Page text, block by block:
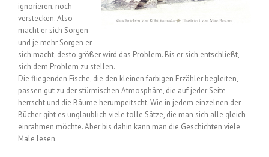
ignorieren, noch
verstecken. Also
macht er sich Sorgen
und je mehr Sorgen er
sich macht, desto größer wird das Problem. Bis er sich entschließt,
sich dem Problem zu stellen.
Die fliegenden Fische, die den kleinen farbigen Erzähler begleiten,
passen gut zu der stürmischen Atmosphäre, die auf jeder Seite
herrscht und die Bäume herumpeitscht. Wie in jedem einzelnen der
Bücher gibt es unglaublich viele tolle Sätze, die man sich alle gleich
einrahmen möchte. Aber bis dahin kann man die Geschichten viele
Male lesen.